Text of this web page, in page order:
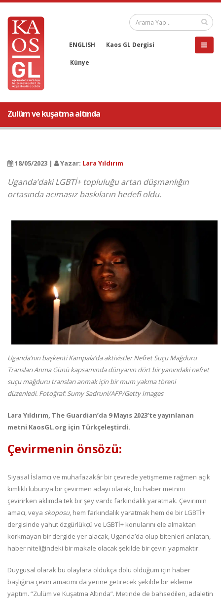
ENGLISH Kaos GL Dergisi
Künye
Zulüm ve kuşatma altında
18/05/2023 | Yazar: Lara Yıldırım
Uganda’daki LGBTİ+ topluluğu artan düşmanlığın
ortasında acımasız baskıların hedefi oldu.
Uganda’nın başkenti Kampala’da aktivistler Nefret Suçu Mağduru
Transları Anma Günü kapsamında dünyanın dört bir yanındaki nefret
suçu mağduru transları anmak için bir mum yakma töreni
düzenledi. Fotoğraf: Sumy Sadruni/AFP/Getty Images
Lara Yıldırım, The Guardian’da 9 Mayıs 2023’te yayınlanan
metni KaosGL.org için Türkçeleştirdi.
Çevirmenin önsözü:
Siyasal İslamcı ve muhafazakâr bir çevrede yetişmeme rağmen açık
kimlikli lubunya bir çevirmen adayı olarak, bu haber metnini
çevirirken aklımda tek bir şey vardı: farkındalık yaratmak. Çevirimin
amacı, veya skoposu, hem farkındalık yaratmak hem de bir LGBTİ+
dergisinde yahut özgürlükçü ve LGBTİ+ konularını ele almaktan
korkmayan bir dergide yer alacak, Uganda’da olup bitenleri anlatan,
haber niteliğindeki bir makale olacak şekilde bir çeviri yapmaktır.
Duygusal olarak bu olaylara oldukça dolu olduğum için haber
başlığına çeviri amacımı da yerine getirecek şekilde bir ekleme
yaptım. “Zulüm ve Kuşatma Altında”. Metinde de bahsedilen, adaletin